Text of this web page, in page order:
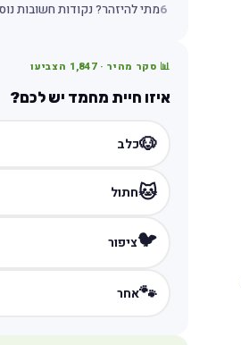
6מתי להיזהר? נקודות חשובות
📊 סקר מהיר ·1,847 הצביעו
איזו חיית מחמד יש לכם?
🐶כלב
🐱חתול
🐦ציפור
🐾אחר